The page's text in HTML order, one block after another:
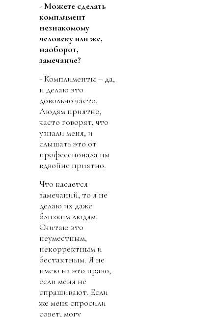
-Можете сделать
комплимент
незнакомому
человеку или же,
наоборот,
замечание?
- Комплименты – да,
и делаю это
довольно часто.
Людям приятно,
часто говорят, что
узнали меня, и
слышать это от
профессионала им
вдвойне приятно.
Что касается
замечаний, то я не
делаю их даже
близким людям.
Считаю это
неуместным,
некорректным и
бестактным. Я не
имею на это право,
если меня не
спрашивают. Если
же меня спросили
совет, могу